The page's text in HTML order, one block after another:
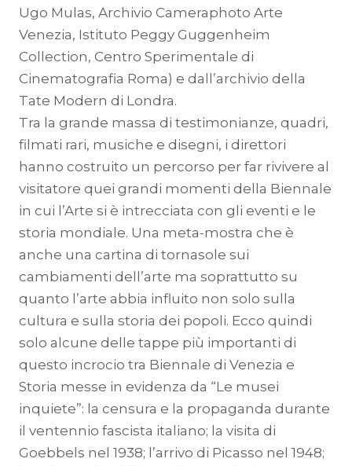
Ugo Mulas, Archivio Cameraphoto Arte
Venezia, Istituto Peggy Guggenheim
Collection, Centro Sperimentale di
Cinematografia Roma) e dall’archivio della
Tate Modern di Londra.
Tra la grande massa di testimonianze, quadri,
filmati rari, musiche e disegni, i direttori
hanno costruito un percorso per far rivivere al
visitatore quei grandi momenti della Biennale
in cui l’Arte si è intrecciata con gli eventi e le
storia mondiale. Una meta-mostra che è
anche una cartina di tornasole sui
cambiamenti dell’arte ma soprattutto su
quanto l’arte abbia influito non solo sulla
cultura e sulla storia dei popoli. Ecco quindi
solo alcune delle tappe più importanti di
questo incrocio tra Biennale di Venezia e
Storia messe in evidenza da “Le musei
inquiete”: la censura e la propaganda durante
il ventennio fascista italiano; la visita di
Goebbels nel 1938; l’arrivo di Picasso nel 1948;